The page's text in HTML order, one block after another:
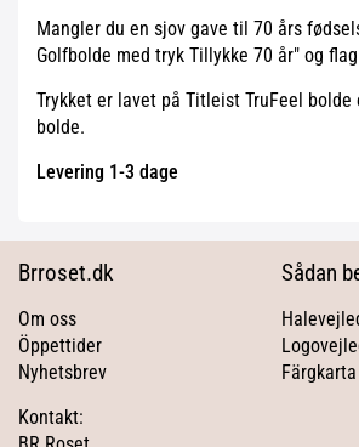
Mangler du en sjov gave til 70 års
Golfbolde med tryk Tillykke 70 år" og
Trykket er lavet på Titleist TruFeel bolde
bolde.
Levering 1-3 dage
Brroset.dk
Om oss
Öppettider
Nyhetsbrev
Kontakt:
Sådan
Färgkarta